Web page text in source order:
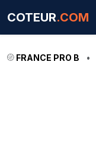
COTEUR.COM
FRANCE PRO B •